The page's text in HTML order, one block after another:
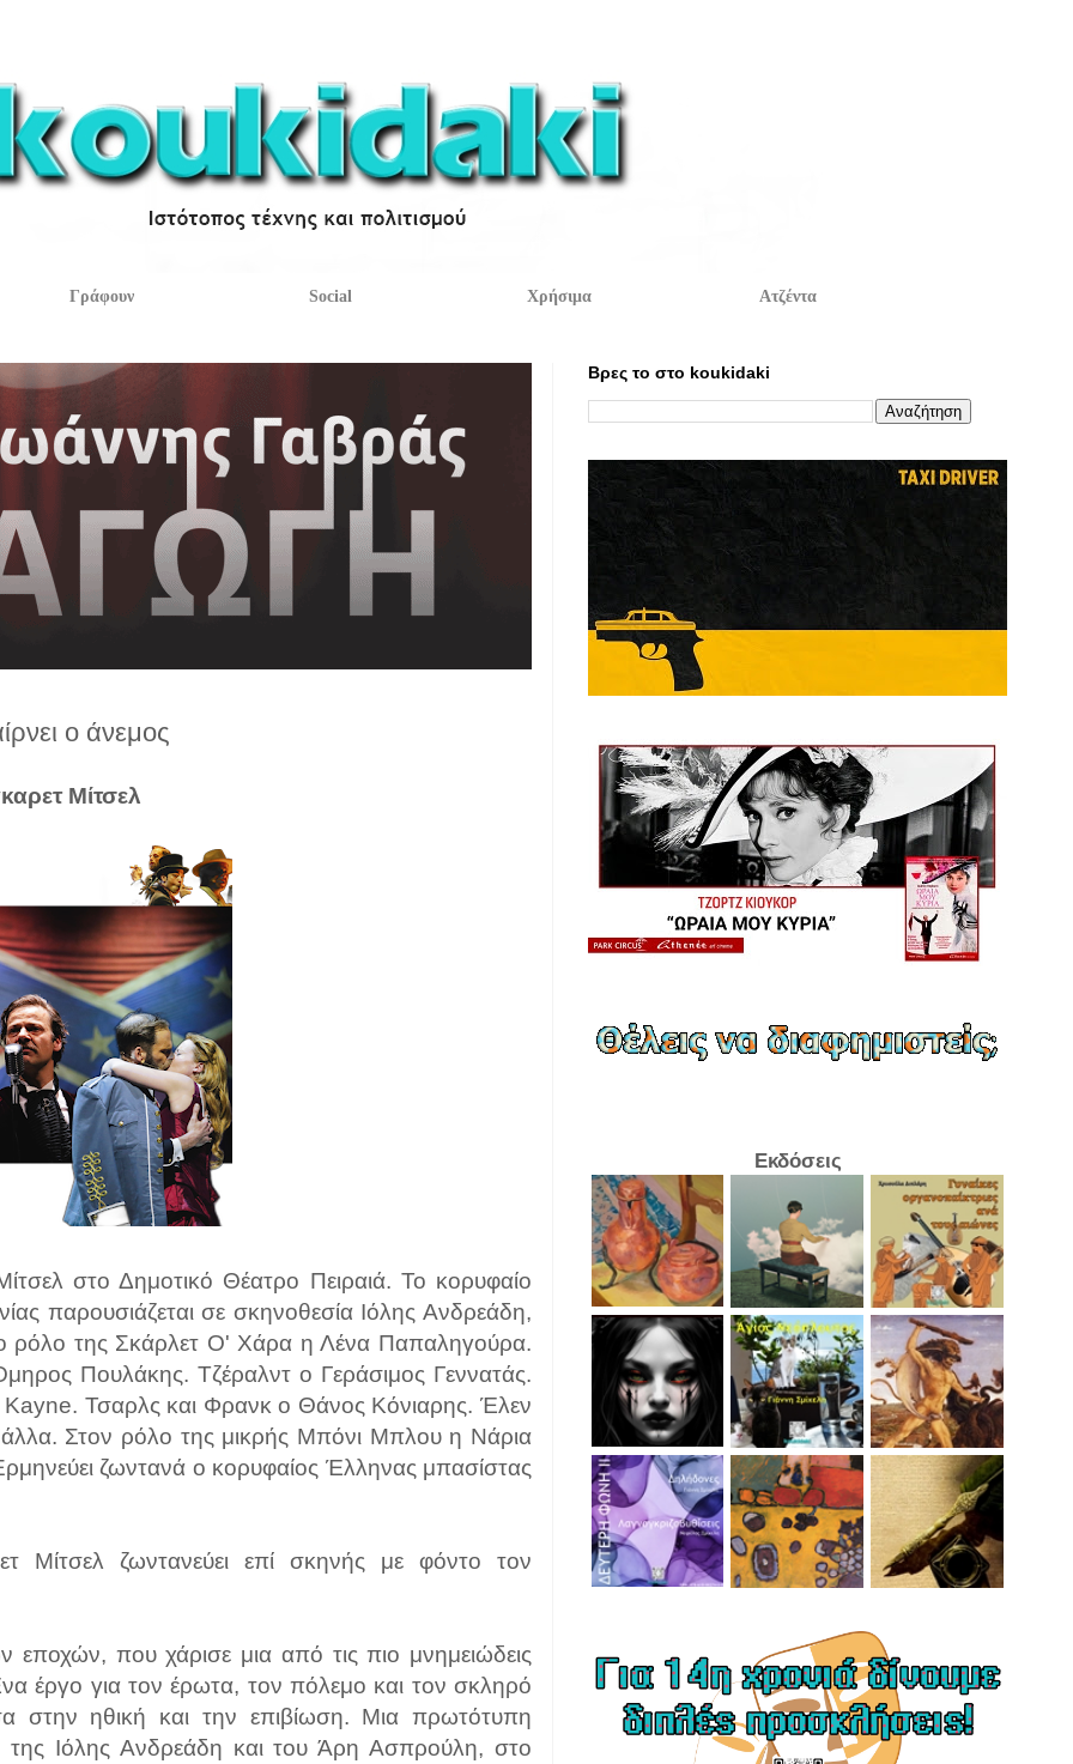
Γράφουν Social Χρήσιμα Ατζέντα
ο άνεμος
Μίτσελ
στο Δημοτικό Θέατρο Πειραιά. Το κορυφαίο
παρουσιάζεται σε σκηνοθεσία Ιόλης Ανδρεάδη,
ρόλο της Σκάρλετ Ο' Χάρα η Λένα Παπαληγούρα.
Πουλάκης. Τζέραλντ ο Γεράσιμος Γεννατάς.
Kayne. Τσαρλς και Φρανκ ο Θάνος Κόνιαρης. Έλεν
Στον ρόλο της μικρής Μπόνι Μπλου η Νάρια
ζωντανά ο κορυφαίος Έλληνας μπασίστας
Μίτσελ ζωντανεύει επί σκηνής με φόντο τον
που χάρισε μια από τις πιο μνημειώδεις
έργο για τον έρωτα, τον πόλεμο και τον σκληρό
στην ηθική και την επιβίωση. Μια πρωτότυπη
Ιόλης Ανδρεάδη και του Άρη Ασπρούλη, στο
Βρες το στο koukidaki
Εκδόσεις